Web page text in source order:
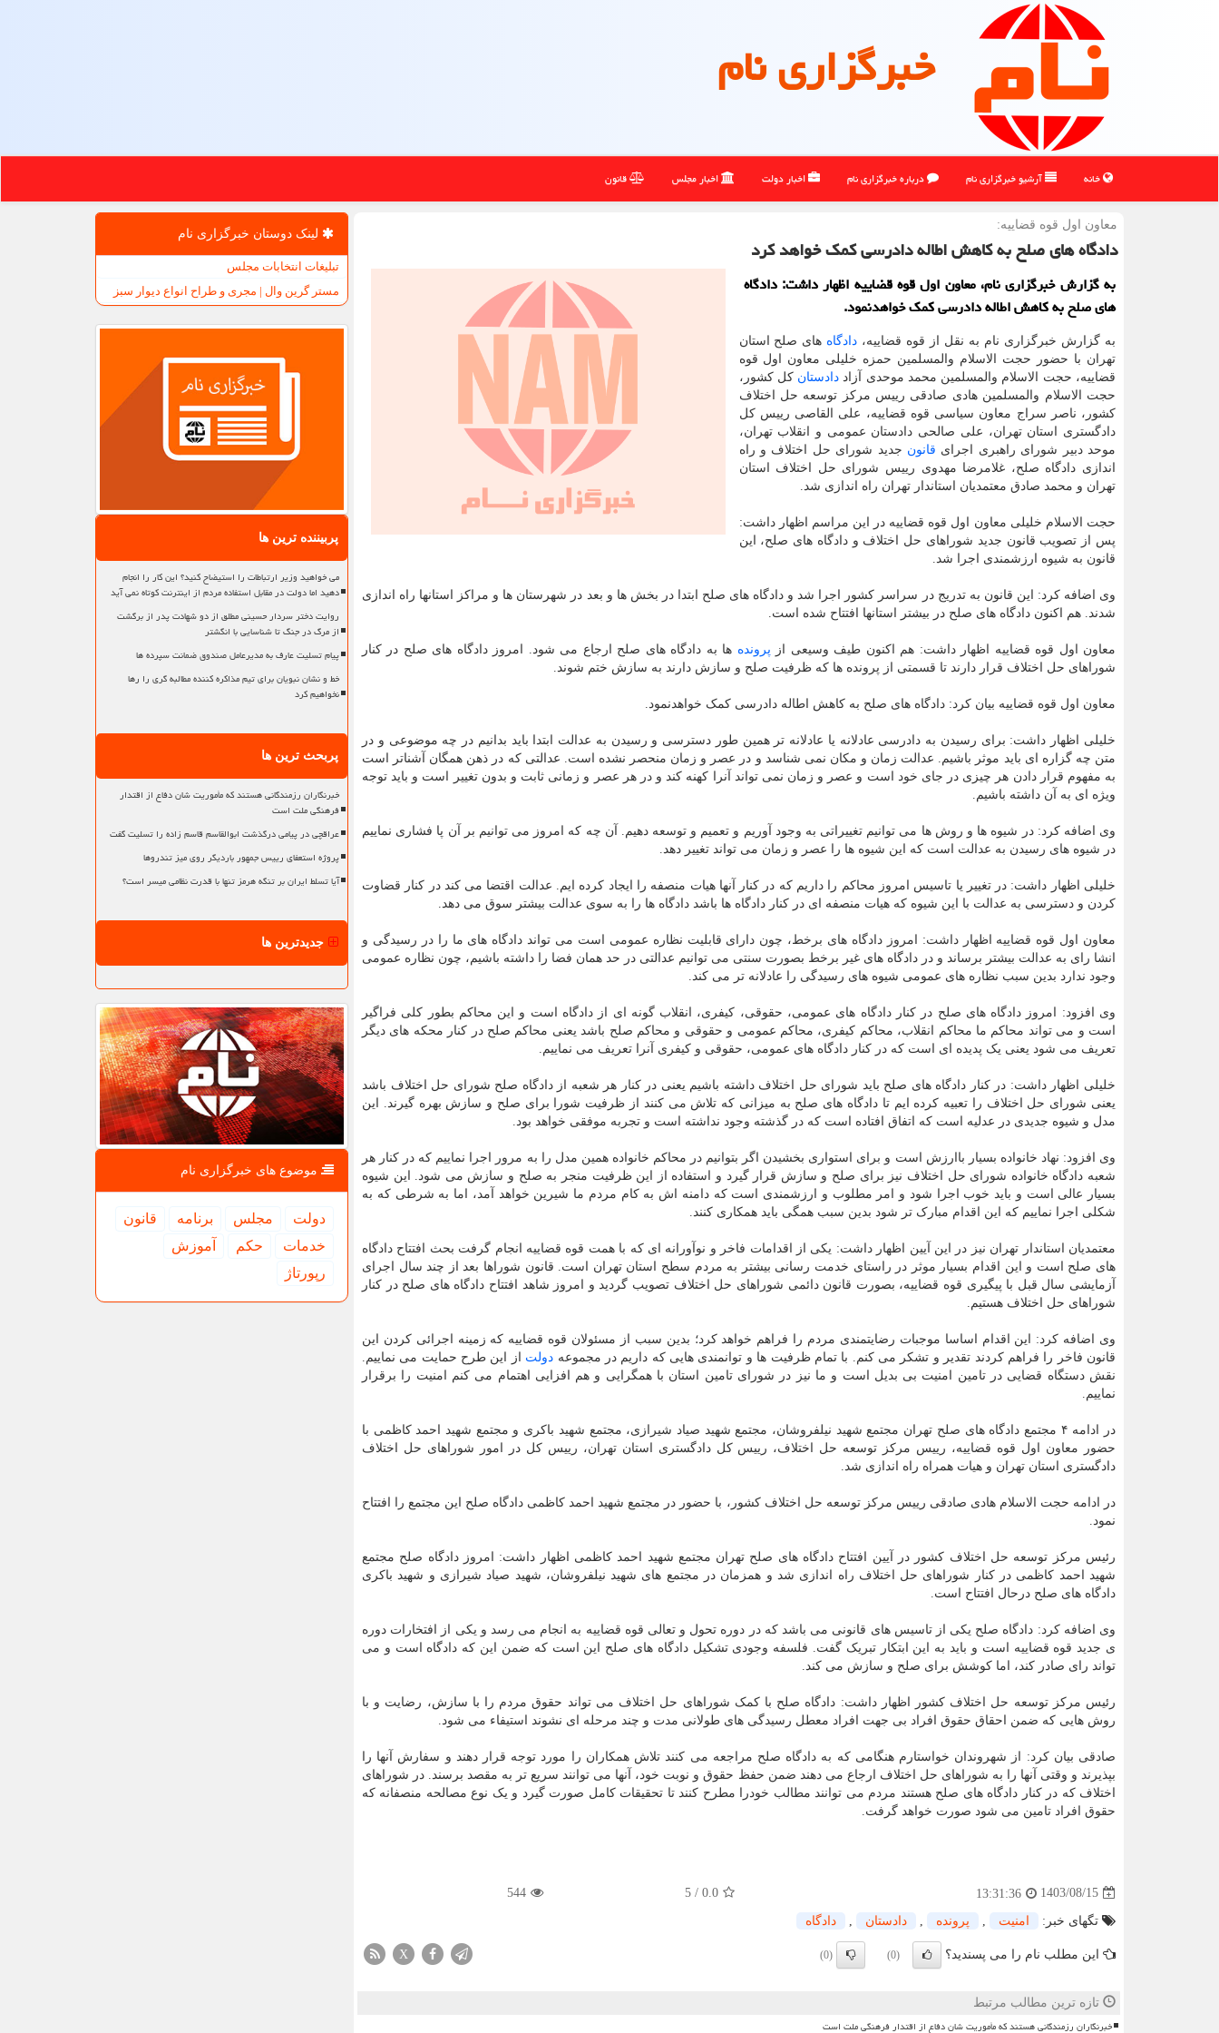
خبرگزاری نام
خانه آرشیو خبرگزاری نام درباره خبرگزاری نام اخبار دولت اخبار مجلس قانون
معاون اول قوه قضاییه:
دادگاه های صلح به کاهش اطاله دادرسی کمک خواهد کرد
به گزارش خبرگزاری نام، معاون اول قوه قضاییه اظهار داشت: دادگاه
های صلح به کاهش اطاله دادرسی کمک خواهدنمود.
به گزارش خبرگزاری نام به نقل از قوه قضاییه، دادگاه های صلح استان
تهران با حضور حجت الاسلام والمسلمین حمزه خلیلی معاون اول قوه
قضاییه، حجت الاسلام والمسلمین محمد موحدی آزاد دادستان کل کشور،
حجت الاسلام والمسلمین هادی صادقی رییس مرکز توسعه حل اختلاف
کشور، ناصر سراج معاون سیاسی قوه قضاییه، علی القاصی رییس کل
دادگستری استان تهران، علی صالحی دادستان عمومی و انقلاب تهران،
موحد دبیر شورای راهبری اجرای قانون جدید شورای حل اختلاف و راه
اندازی دادگاه صلح، غلامرضا مهدوی رییس شورای حل اختلاف استان
تهران و محمد صادق معتمدیان استاندار تهران راه اندازی شد.
حجت الاسلام خلیلی معاون اول قوه قضاییه در این مراسم اظهار داشت:
پس از تصویب قانون جدید شوراهای حل اختلاف و دادگاه های صلح، این
قانون به شیوه ارزشمندی اجرا شد.
وی اضافه کرد: این قانون به تدریج در سراسر کشور اجرا شد و دادگاه های صلح ابتدا در بخش ها و بعد در شهرستان ها و مراکز استانها راه اندازی
شدند. هم اکنون دادگاه های صلح در بیشتر استانها افتتاح شده است.
معاون اول قوه قضاییه اظهار داشت: هم اکنون طیف وسیعی از پرونده ها به دادگاه های صلح ارجاع می شود. امروز دادگاه های صلح در کنار
شوراهای حل اختلاف قرار دارند تا قسمتی از پرونده ها که ظرفیت صلح و سازش دارند به سازش ختم شوند.
معاون اول قوه قضاییه بیان کرد: دادگاه های صلح به کاهش اطاله دادرسی کمک خواهدنمود.
خلیلی اظهار داشت: برای رسیدن به دادرسی عادلانه یا عادلانه تر همین طور دسترسی و رسیدن به عدالت ابتدا باید بدانیم در چه موضوعی و در
متن چه گزاره ای باید موثر باشیم. عدالت زمان و مکان نمی شناسد و در عصر و زمان منحصر نشده است. عدالتی که در ذهن همگان آشناتر است
به مفهوم قرار دادن هر چیزی در جای خود است و عصر و زمان نمی تواند آنرا کهنه کند و در هر عصر و زمانی ثابت و بدون تغییر است و باید توجه
ویژه ای به آن داشته باشیم.
وی اضافه کرد: در شیوه ها و روش ها می توانیم تغییراتی به وجود آوریم و تعمیم و توسعه دهیم. آن چه که امروز می توانیم بر آن پا فشاری نماییم
در شیوه های رسیدن به عدالت است که این شیوه ها را عصر و زمان می تواند تغییر دهد.
خلیلی اظهار داشت: در تغییر یا تاسیس امروز محاکم را داریم که در کنار آنها هیات منصفه را ایجاد کرده ایم. عدالت اقتضا می کند در کنار قضاوت
کردن و دسترسی به عدالت با این شیوه که هیات منصفه ای در کنار دادگاه ها باشد دادگاه ها را به سوی عدالت بیشتر سوق می دهد.
معاون اول قوه قضاییه اظهار داشت: امروز دادگاه های برخط، چون دارای قابلیت نظاره عمومی است می تواند دادگاه های ما را در رسیدگی و
انشا رای به عدالت بیشتر برساند و در دادگاه های غیر برخط بصورت سنتی می توانیم عدالتی در حد همان فضا را داشته باشیم، چون نظاره عمومی
وجود ندارد بدین سبب نظاره های عمومی شیوه های رسیدگی را عادلانه تر می کند.
وی افزود: امروز دادگاه های صلح در کنار دادگاه های عمومی، حقوقی، کیفری، انقلاب گونه ای از دادگاه است و این محاکم بطور کلی فراگیر
است و می تواند محاکم ما محاکم انقلاب، محاکم کیفری، محاکم عمومی و حقوقی و محاکم صلح باشد یعنی محاکم صلح در کنار محکه های دیگر
تعریف می شود یعنی یک پدیده ای است که در کنار دادگاه های عمومی، حقوقی و کیفری آنرا تعریف می نماییم.
خلیلی اظهار داشت: در کنار دادگاه های صلح باید شورای حل اختلاف داشته باشیم یعنی در کنار هر شعبه از دادگاه صلح شورای حل اختلاف باشد
یعنی شورای حل اختلاف را تعبیه کرده ایم تا دادگاه های صلح به میزانی که تلاش می کنند از ظرفیت شورا برای صلح و سازش بهره گیرند. این
مدل و شیوه جدیدی در عدلیه است که اتفاق افتاده است که در گذشته وجود نداشته است و تجربه موفقی خواهد بود.
وی افزود: نهاد خانواده بسیار باارزش است و برای استواری بخشیدن اگر بتوانیم در محاکم خانواده همین مدل را به مرور اجرا نماییم که در کنار هر
شعبه دادگاه خانواده شورای حل اختلاف نیز برای صلح و سازش قرار گیرد و استفاده از این ظرفیت منجر به صلح و سازش می شود. این شیوه
بسیار عالی است و باید خوب اجرا شود و امر مطلوب و ارزشمندی است که دامنه اش به کام مردم ما شیرین خواهد آمد، اما به شرطی که به
شکلی اجرا نماییم که این اقدام مبارک تر شود بدین سبب همگی باید همکاری کنند.
معتمدیان استاندار تهران نیز در این آیین اظهار داشت: یکی از اقدامات فاخر و نوآورانه ای که با همت قوه قضاییه انجام گرفت بحث افتتاح دادگاه
های صلح است و این اقدام بسیار موثر در راستای خدمت رسانی بیشتر به مردم سطح استان تهران است. قانون شوراها بعد از چند سال اجرای
آزمایشی سال قبل با پیگیری قوه قضاییه، بصورت قانون دائمی شوراهای حل اختلاف تصویب گردید و امروز شاهد افتتاح دادگاه های صلح در کنار
شوراهای حل اختلاف هستیم.
وی اضافه کرد: این اقدام اساسا موجبات رضایتمندی مردم را فراهم خواهد کرد؛ بدین سبب از مسئولان قوه قضاییه که زمینه اجرائی کردن این
قانون فاخر را فراهم کردند تقدیر و تشکر می کنم. با تمام ظرفیت ها و توانمندی هایی که داریم در مجموعه دولت از این طرح حمایت می نماییم.
نقش دستگاه قضایی در تامین امنیت بی بدیل است و ما نیز در شورای تامین استان با همگرایی و هم افزایی اهتمام می کنم امنیت را برقرار
نماییم.
در ادامه ۴ مجتمع دادگاه های صلح تهران مجتمع شهید نیلفروشان، مجتمع شهید صیاد شیرازی، مجتمع شهید باکری و مجتمع شهید احمد کاظمی با
حضور معاون اول قوه قضاییه، رییس مرکز توسعه حل اختلاف، رییس کل دادگستری استان تهران، رییس کل در امور شوراهای حل اختلاف
دادگستری استان تهران و هیات همراه راه اندازی شد.
در ادامه حجت الاسلام هادی صادقی رییس مرکز توسعه حل اختلاف کشور، با حضور در مجتمع شهید احمد کاظمی دادگاه صلح این مجتمع را افتتاح
نمود.
رئیس مرکز توسعه حل اختلاف کشور در آیین افتتاح دادگاه های صلح تهران مجتمع شهید احمد کاظمی اظهار داشت: امروز دادگاه صلح مجتمع
شهید احمد کاظمی در کنار شوراهای حل اختلاف راه اندازی شد و همزمان در مجتمع های شهید نیلفروشان، شهید صیاد شیرازی و شهید باکری
دادگاه های صلح درحال افتتاح است.
وی اضافه کرد: دادگاه صلح یکی از تاسیس های قانونی می باشد که در دوره تحول و تعالی قوه قضاییه به انجام می رسد و یکی از افتخارات دوره
ی جدید قوه قضاییه است و باید به این ابتکار تبریک گفت. فلسفه وجودی تشکیل دادگاه های صلح این است که ضمن این که دادگاه است و می
تواند رای صادر کند، اما کوشش برای صلح و سازش می کند.
رئیس مرکز توسعه حل اختلاف کشور اظهار داشت: دادگاه صلح با کمک شوراهای حل اختلاف می تواند حقوق مردم را با سازش، رضایت و با
روش هایی که ضمن احقاق حقوق افراد بی جهت افراد معطل رسیدگی های طولانی مدت و چند مرحله ای نشوند استیفاء می شود.
صادقی بیان کرد: از شهروندان خواستارم هنگامی که به دادگاه صلح مراجعه می کنند تلاش همکاران را مورد توجه قرار دهند و سفارش آنها را
بپذیرند و وقتی آنها را به شوراهای حل اختلاف ارجاع می دهند ضمن حفظ حقوق و نوبت خود، آنها می توانند سریع تر به مقصد برسند. در شوراهای
اختلاف که در کنار دادگاه های صلح هستند مردم می توانند مطالب خودرا مطرح کنند تا تحقیقات کامل صورت گیرد و یک نوع مصالحه منصفانه که
حقوق افراد تامین می شود صورت خواهد گرفت.
1403/08/15
13:31:36
0.0
/
5
544
تگهای خبر: امنیت پرونده دادستان دادگاه
این مطلب نام را می پسندید؟ (0)
(0)
X
تازه ترین مطالب مرتبط
خبرنگاران رزمندگانی هستند که مأموریت شان دفاع از اقتدار فرهنگی ملت است
لینک دوستان خبرگزاری نام
تبلیغات انتخابات مجلس
مستر گرین وال | مجری و طراح انواع دیوار سبز
پربیننده ترین ها
می خواهید وزیر ارتباطات را استیضاح کنید؟ این کار را انجام
دهید اما دولت در مقابل استفاده مردم از اینترنت کوتاه نمی آید
روایت دختر سردار حسینی مطلق از دو شهادت پدر از برگشت
از مرگ در جنگ تا شناسایی با انگشتر
پیام تسلیت عارف به مدیرعامل صندوق ضمانت سپرده ها
خط و نشان نبویان برای تیم مذاکره کننده مطالبه گری را رها
نخواهیم کرد
پربحث ترین ها
خبرنگاران رزمندگانی هستند که مأموریت شان دفاع از اقتدار
فرهنگی ملت است
عراقچی در پیامی درگذشت ابوالقاسم قاسم زاده را تسلیت گفت
پروژه استعفای رییس جمهور باردیگر روی میز تندروها
آیا تسلط ایران بر تنگه هرمز تنها با قدرت نظامی میسر است؟
جدیدترین ها
موضوع های خبرگزاری نام
دولت مجلس برنامه
قانون
خدمات
حكم
آموزش
رپورتاژ